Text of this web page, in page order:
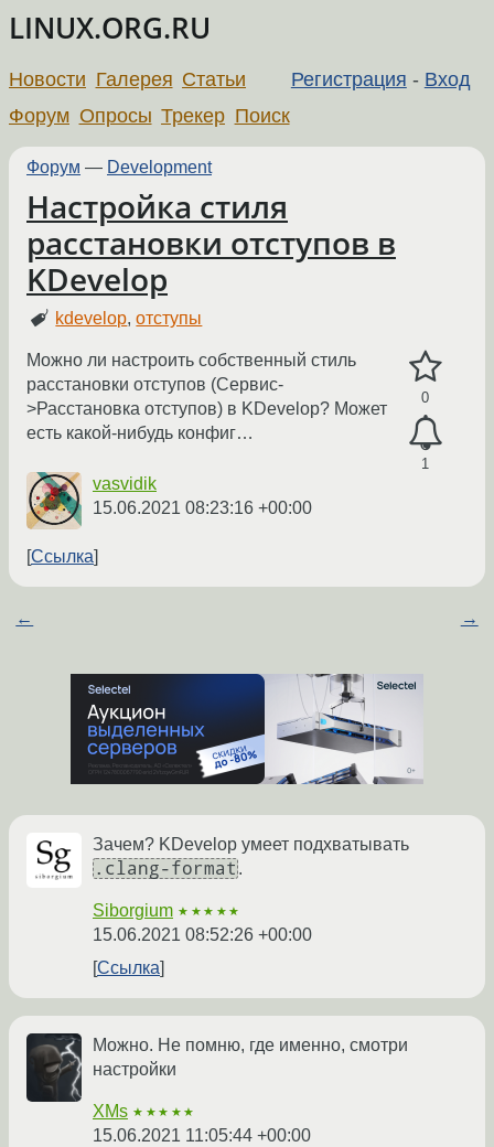
LINUX.ORG.RU
Регистрация - Вход
Новости Галерея Статьи
Форум Опросы Трекер Поиск
Форум — Development
Настройка стиля
расстановки отступов в
KDevelop
kdevelop,отступы
0
1
Можно ли настроить собственный стиль
расстановки отступов (Сервис-
>Расстановка отступов) в KDevelop? Может
есть какой-нибудь конфиг…
vasvidik
15.06.2021 08:23:16 +00:00
Ссылка
← →
Зачем? KDevelop умеет подхватывать
.clang-format .
Siborgium ★★★★★
15.06.2021 08:52:26 +00:00
Ссылка
Можно. Не помню, где именно, смотри
настройки
XMs ★★★★★
15.06.2021 11:05:44 +00:00